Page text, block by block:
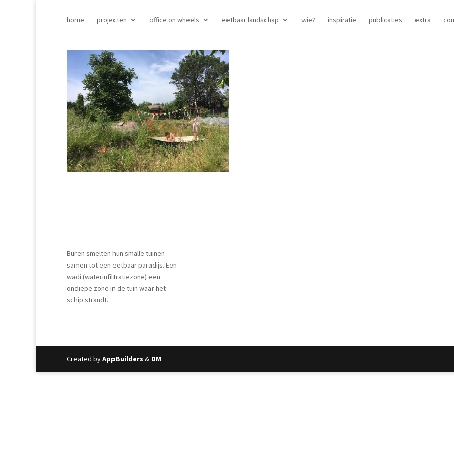
home projecten office on wheels eetbaar landschap wie? inspiratie publicaties extra
Buren smelten hun smalle tuinen
samen tot een eetbaar paradijs. Een
wadi (waterinfiltratiezone) een
ondiepe zone in de tuin waar het
schip strandt.
Created byAppBuilders & DM